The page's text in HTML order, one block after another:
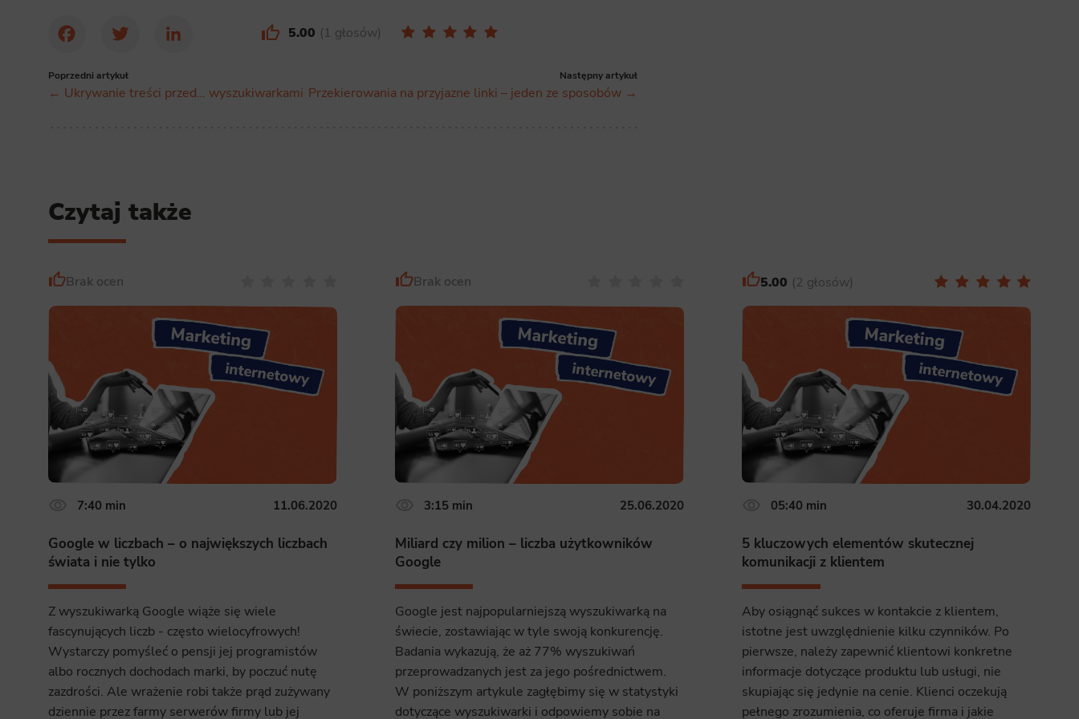
Scripts and data used to collect information to analyze site traffic and how users use the site, how they came to the site, and to
FacebookTwitter LinkedIn
5.00 1 głosów
Poprzedni artykuł
← Ukrywanie treści przed… wyszukiwarkami
Następny artykuł
Przekierowania na przyjazne linki – jeden ze sposobów →
Czytaj także
Brak ocen
7:40 min 11.06.2020
Google w liczbach – o największych liczbach
świata i nie tylko
Z wyszukiwarką Google wiąże się wiele
fascynujących liczb - często wielocyfrowych!
Wystarczy pomyśleć o pensji jej programistów
albo rocznych dochodach marki, by poczuć nutę
zazdrości. Ale wrażenie robi także prąd zużywany
dziennie przez farmy serwerów firmy lub jej
Brak ocen
3:15 min 25.06.2020
Miliard czy milion – liczba użytkowników
Google
Google jest najpopularniejszą wyszukiwarką na
świecie, zostawiając w tyle swoją konkurencję.
Badania wykazują, że aż 77% wyszukiwań
przeprowadzanych jest za jego pośrednictwem.
W poniższym artykule zagłębimy się w statystyki
dotyczące wyszukiwarki i odpowiemy sobie na
5.00 2 głosów
05:40 min 30.04.2020
5 kluczowych elementów skutecznej
komunikacji z klientem
Aby osiągnąć sukces w kontakcie z klientem,
istotne jest uwzględnienie kilku czynników. Po
pierwsze, należy zapewnić klientowi konkretne
informacje dotyczące produktu lub usługi, nie
skupiając się jedynie na cenie. Klienci oczekują
pełnego zrozumienia, co oferuje firma i jakie